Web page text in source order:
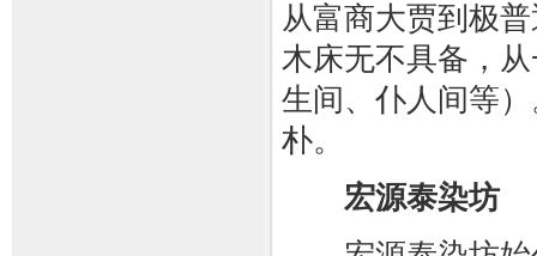
从富商大贾到极
木床无不具备，
生间、仆人间等
朴。
宏源泰染坊